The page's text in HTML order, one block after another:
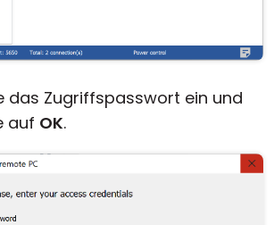
das Zugriffspasswort ein und
auf OK.